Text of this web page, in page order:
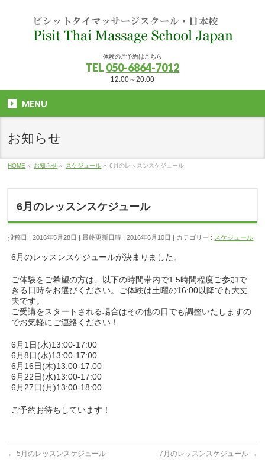
体験のご予約はこちら
TEL 050-6864-7012
12:00～20:00
MENU
お知らせ
HOME » お知らせ » スケジュール » 6月のレッスンスケジュール
6月のレッスンスケジュール
投稿日 : 2016年5月28日 最終更新日時 : 2016年6月10日 カテゴリー : スケジュール
6月のレッスンスケジュールが決まりました。
ご体験をご希望の方は、以下の時間帯内で1.5時間程度ご参加で
きる日時をお選びください。ご体験は土曜の16:00以降でも大丈
夫です。
ご受講をスタートされる場合はその他の日でも調整いたしますの
でお気軽にご連絡ください！
6月1日(水)13:00-17:00
6月8日(水)13:00-17:00
6月16日(木)13:00-17:00
6月22日(水)13:00-17:00
6月27日(月)13:00-18:00
ご予約お待ちしています！
← 5月のレッスンスケジュール 7月のレッスンスケジュール →